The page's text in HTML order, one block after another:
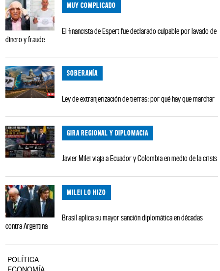
MUY COMPLICADO
El financista de Espert fue declarado culpable por lavado de
dinero y fraude
SOBERANÍA
Ley de extranjerización de tierras: por qué hay que marchar
GIRA REGIONAL Y DIPLOMACIA
Javier Milei viaja a Ecuador y Colombia en medio de la crisis
MILEI LO HIZO
Brasil aplica su mayor sanción diplomática en décadas
contra Argentina
POLÍTICA
ECONOMÍA